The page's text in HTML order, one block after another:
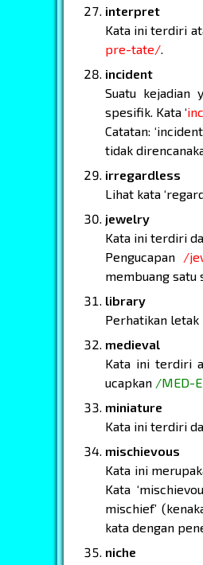
interpret
Kata ini terdiri
pre-tate/.
incident
Suatu kejadian
spesifik. Kata ‘
Catatan:
tidak
irregardless
Lihat kata
jewelry
Kata ini terdiri
Pengucapan /
membuang satu
library
Perhatikan letak
medieval
Kata ini terdiri
ucapkan /MED-
miniature
Kata ini terdiri
mischievous
Kata ini
Kata
mischief’
kata dengan
niche